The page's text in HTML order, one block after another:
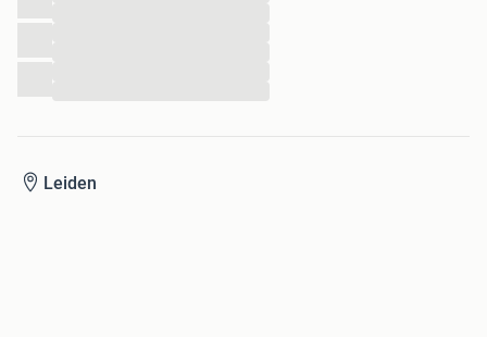
Leiden